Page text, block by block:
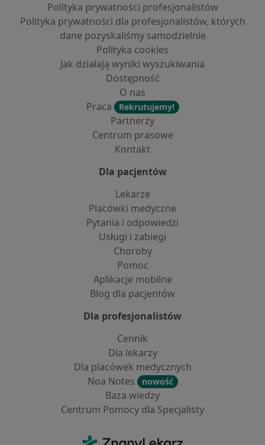
Polityka prywatności profesjonalistów
Polityka prywatności dla profesjonalistów, których
dane pozyskaliśmy samodzielnie
Polityka cookies
Jak działają wyniki wyszukiwania
Dostępność
O nas
Praca
Rekrutujemy!
Partnerzy
Centrum prasowe
Kontakt
Dla pacjentów
Lekarze
Placówki medyczne
Pytania i odpowiedzi
Usługi i zabiegi
Choroby
Pomoc
Aplikacje mobilne
Blog dla pacjentów
Dla profesjonalistów
Cennik
Dla lekarzy
Dla placówek medycznych
Noa Notes
nowość
Baza wiedzy
Centrum Pomocy dla Specjalisty
ZnanyLekarz - Strona główna